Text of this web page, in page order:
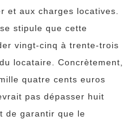
et aux charges locatives.
stipule que cette
vingt-cinq à trente-trois
locataire. Concrètement,
quatre cents euros
pas dépasser huit
de garantir que le